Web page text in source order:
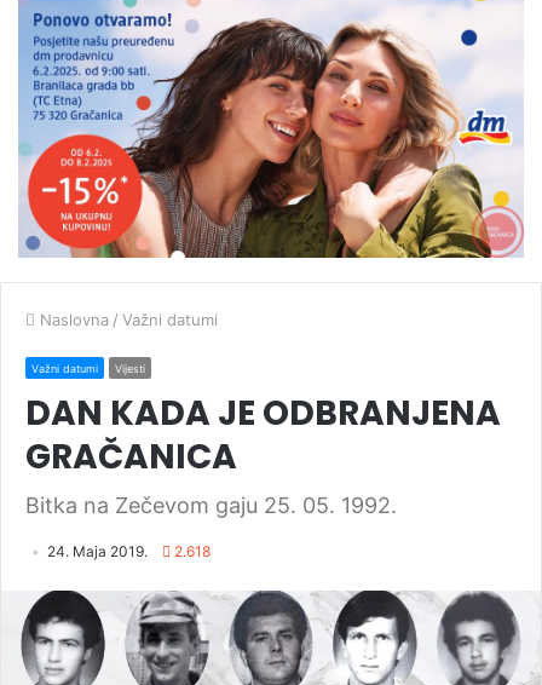
Naslovna / Važni datumi
Važni datumi Vijesti
DAN KADA JE ODBRANJENA
GRAČANICA
Bitka na Zečevom gaju 25. 05. 1992.
24. Maja 2019. 2.618